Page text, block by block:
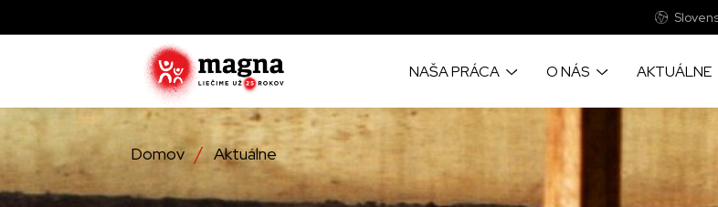
NAŠA PRÁCA
Zistite ako prinášame život
zachraňujúcu pomoc, tam kde je to
najviac treba
O NÁS
Sme medzinárodná zdravotnícka
humanitárna organizácia
AKTUÁLNE
Objavye aktulne správy
z našich projektov okolo
Domov Aktuálne